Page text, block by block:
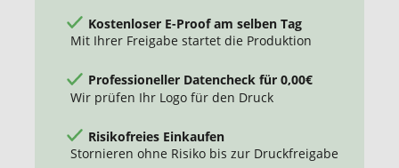
Kostenloser E-Proof am selben Tag
Mit Ihrer Freigabe startet die Produktion
Professioneller Datencheck für 0,00€
Wir prüfen Ihr Logo für den Druck
Risikofreies Einkaufen
Stornieren ohne Risiko bis zur Druckfreigabe